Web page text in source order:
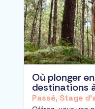
Où plonger
destinations
Passé, Stage